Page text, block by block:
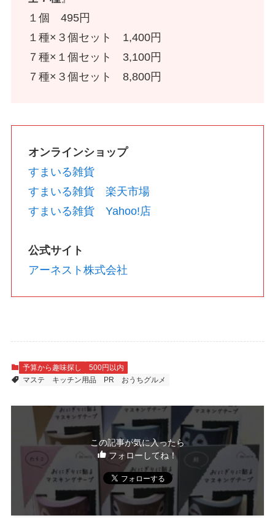
１個 495円
１種×３個セット 1,400円
７種×１個セット 3,100円
７種×３個セット 8,800円
オンラインショップ
すまいる雑貨
すまいる雑貨 楽天市場
すまいる雑貨 Yahoo!店
公式サイト
アーネスト株式会社
予算から趣味探し
500円以内
マステ
キッチン用品 PR おうちグルメ
この記事が気に入ったら
フォローしてね！